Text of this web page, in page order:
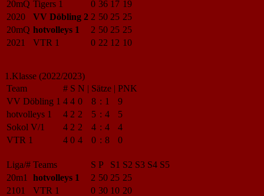
20mQ Tigers 1 0 36 17 19
2020
VV Döbling 2 2 50 25 25
20mQ hotvolleys 1 2 50 25 25
2021
VTR 1 0 22 12 10
1.Klasse (2022/2023)
Team
# S N | Sätze | PNK
VV Döbling 1 4 4 0 8 : 1
9
hotvolleys 1
4 2 2 5 : 4
5
Sokol V/1
4 2 2 4 : 4
4
VTR 1
4 0 4 0 : 8 0
Liga/# Teams S P S1 S2 S3 S4 S5
20m1
hotvolleys 1 2 50 25 25
2101
VTR 1 0 30 10 20